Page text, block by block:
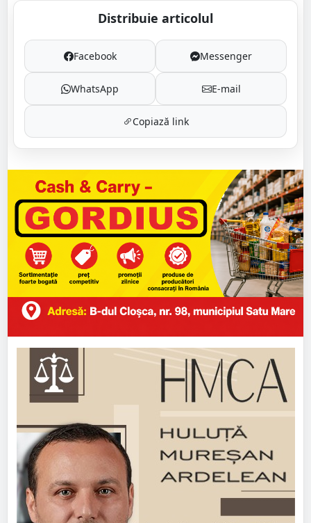
Distribuie articolul
Facebook Messenger
WhatsApp E-mail
Copiază link